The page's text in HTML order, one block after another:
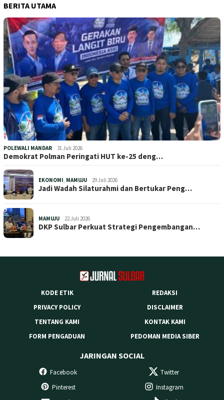
BERITA UTAMA
POLEWALI MANDAR 31 Juli 2026
Demokrat Polman Peringati HUT ke-25 deng…
EKONOMI, MAMUJU 29 Juli 2026
Jadi Wadah Silaturahmi dan Bertukar Peng…
MAMUJU 22 Juli 2026
DKP Sulbar Perkuat Strategi Pengembangan…
KODE ETIK
REDAKSI
PRIVACY POLICY
DISCLAIMER
TENTANG KAMI
KONTAK KAMI
FORM PENGADUAN
PEDOMAN MEDIA SIBER
JARINGAN SOCIAL
Facebook
Twitter
Pinterest
Instagram